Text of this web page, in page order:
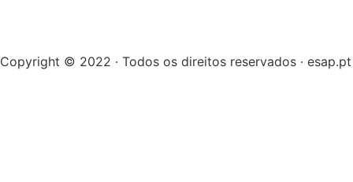
Copyright © 2022 · Todos os direitos reservados · esap.pt